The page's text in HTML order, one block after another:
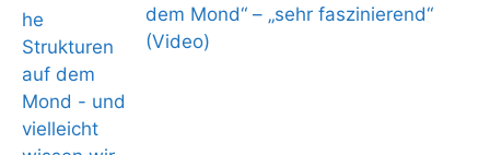
dem Mond“ – „sehr faszinierend“
(Video)